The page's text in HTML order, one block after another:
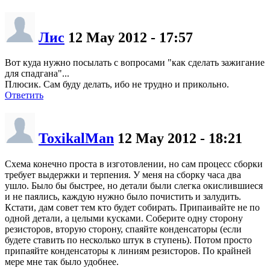
Лис 12 May 2012 - 17:57
Вот куда нужно посылать с вопросами "как сделать зажигание
для спадгана"...
Плюсик. Сам буду делать, ибо не трудно и прикольно.
Ответить
ToxikalMan 12 May 2012 - 18:21
Схема конечно проста в изготовлении, но сам процесс сборки
требует выдержки и терпения. У меня на сборку часа два
ушло. Было бы быстрее, но детали были слегка окислившиеся
и не паялись, каждую нужно было почистить и залудить.
Кстати, дам совет тем кто будет собирать. Припаивайте не по
одной детали, а целыми кусками. Соберите одну сторону
резисторов, вторую сторону, спаяйте конденсаторы (если
будете ставить по несколько штук в ступень). Потом просто
припаяйте конденсаторы к линиям резисторов. По крайней
мере мне так было удобнее.